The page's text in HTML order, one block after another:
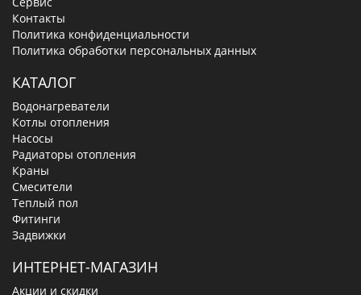
Контакты
Политика конфиденциальности
Политика обработки персональных данных
КАТАЛОГ
Водонагреватели
Котлы отопления
Насосы
Радиаторы отопления
Краны
Смесители
Теплый пол
Фитинги
Задвижки
ИНТЕРНЕТ-МАГАЗИН
Акции и скидки